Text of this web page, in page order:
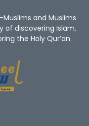
and Muslims
of discovering Islam,
the Holy Qur’an.